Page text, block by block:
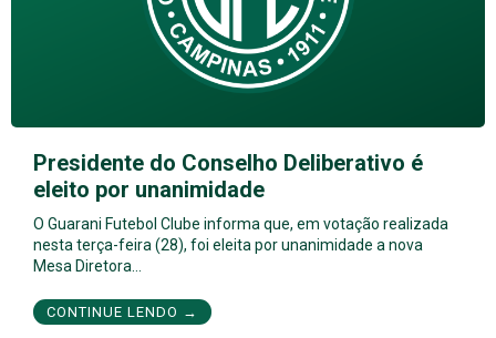
Presidente do Conselho Deliberativo é
eleito por unanimidade
O Guarani Futebol Clube informa que, em votação realizada
nesta terça-feira (28), foi eleita por unanimidade a nova
Mesa Diretora…
CONTINUE LENDO →